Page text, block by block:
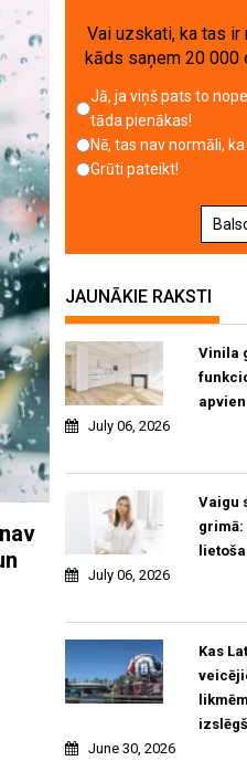
Vai uzskati, ka tas ir
kāds saņem 20 000
Jā, ja viņš pats to
tāda pienākas!
Nē, tas nav normāli,
Grūti pateikt!
JAUNĀKIE RAKSTI
Vinila
July 06, 2026
Vaigu
July 06, 2026
Kas
June 30, 2026